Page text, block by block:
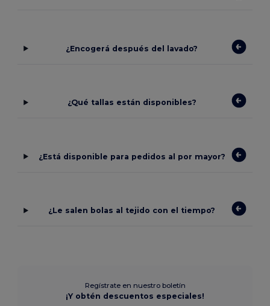
¿Encogerá después del lavado?
¿Qué tallas están disponibles?
¿Está disponible para pedidos al por mayor?
¿Le salen bolas al tejido con el tiempo?
Regístrate en nuestro boletín
¡Y obtén descuentos especiales!